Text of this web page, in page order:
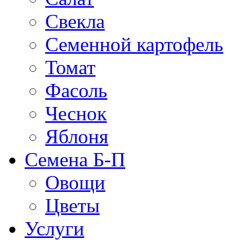
Свекла
Семенной картофель
Томат
Фасоль
Чеснок
Яблоня
Семена Б-П
Овощи
Цветы
Услуги